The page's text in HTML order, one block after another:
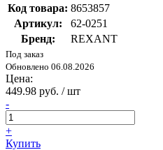
Код товара: 8653857
Артикул:
62-0251
Бренд:
REXANT
Под заказ
Обновлено 06.08.2026
Цена:
449.98 руб. / шт
-
+
Купить